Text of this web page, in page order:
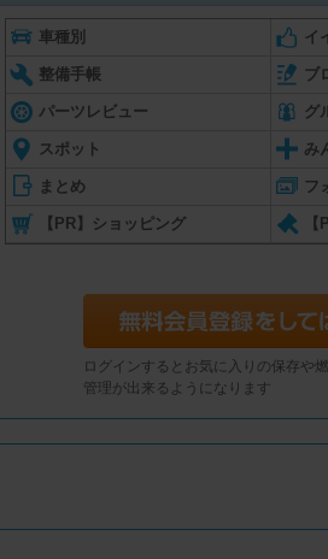
車種別 イ
整備手帳 ブ
パーツレビュー グ
スポット み
まとめ フ
【PR】ショッピング
ログインするとお気に入りの保存や
管理が出来るようになります